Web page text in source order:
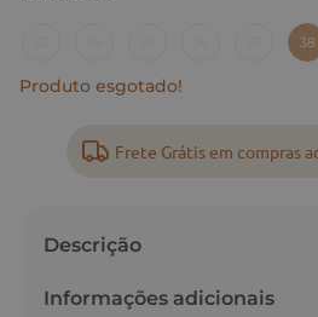
38
Produto esgotado!
Frete Grátis em compras
Descrição
Informações adicionais